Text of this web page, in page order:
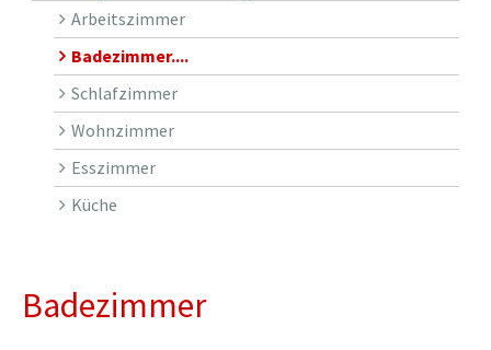
Arbeitszimmer
Badezimmer....
Schlafzimmer
Wohnzimmer
Esszimmer
Küche
Badezimmer